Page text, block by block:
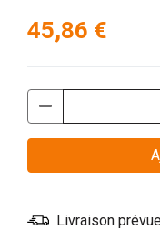
45,86 €
Livraison